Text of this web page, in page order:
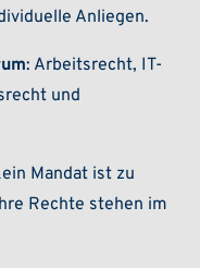
Anliegen.
: Arbeitsrecht, IT-
und
Mandat ist zu
Rechte stehen im